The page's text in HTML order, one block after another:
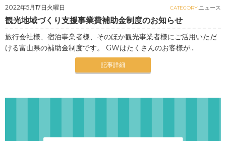
2022年5月17日火曜日 CATEGORY. ニュース
観光地域づくり支援事業費補助金制度のお知らせ
旅行会社様、宿泊事業者様、そのほか観光事業者様にご活用いただ
ける富山県の補助金制度です。 GWはたくさんのお客様が...
記事詳細